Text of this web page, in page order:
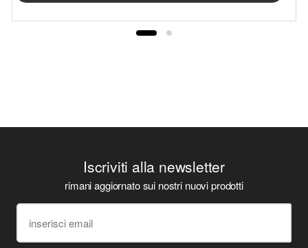
Iscriviti alla newsletter
rimani aggiornato sui nostri nuovi prodotti